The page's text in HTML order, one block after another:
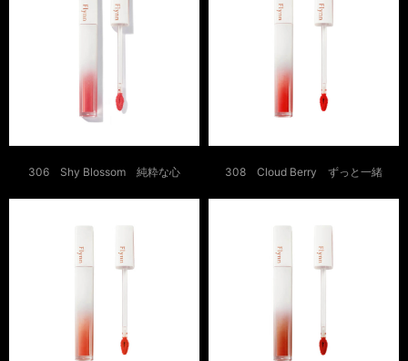
306 Shy Blossom 純粋な心 308 Cloud Berry ずっと一緒